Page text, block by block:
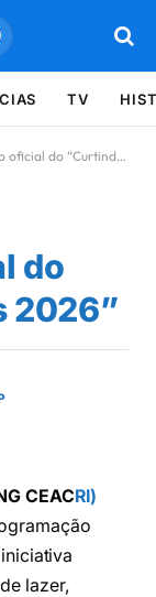
TV
as Férias 2026”
do
2026”
CEACRI)
lazer,